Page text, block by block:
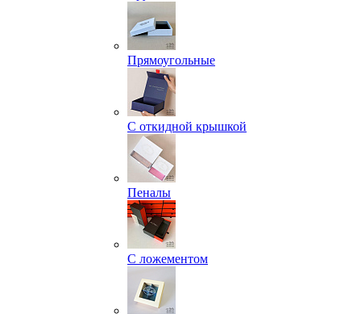
Прямоугольные
С откидной крышкой
Пеналы
С ложементом